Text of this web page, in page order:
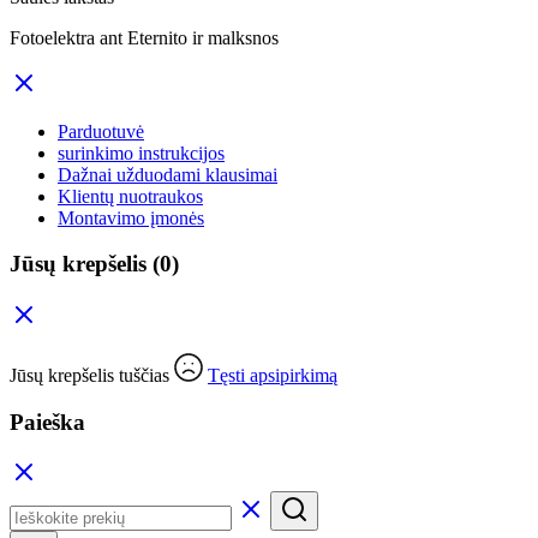
Fotoelektra ant Eternito ir malksnos
Parduotuvė
surinkimo instrukcijos
Dažnai užduodami klausimai
Klientų nuotraukos
Montavimo įmonės
Jūsų krepšelis (0)
Jūsų krepšelis tuščias Tęsti apsipirkimą
Paieška